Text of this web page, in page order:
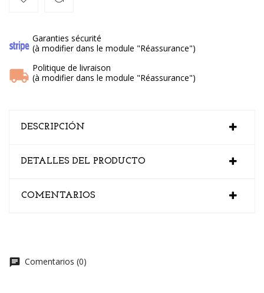
Garanties sécurité
(à modifier dans le module "Réassurance")
Politique de livraison
(à modifier dans le module "Réassurance")
DESCRIPCIÓN
DETALLES DEL PRODUCTO
COMENTARIOS
chat Comentarios (0)